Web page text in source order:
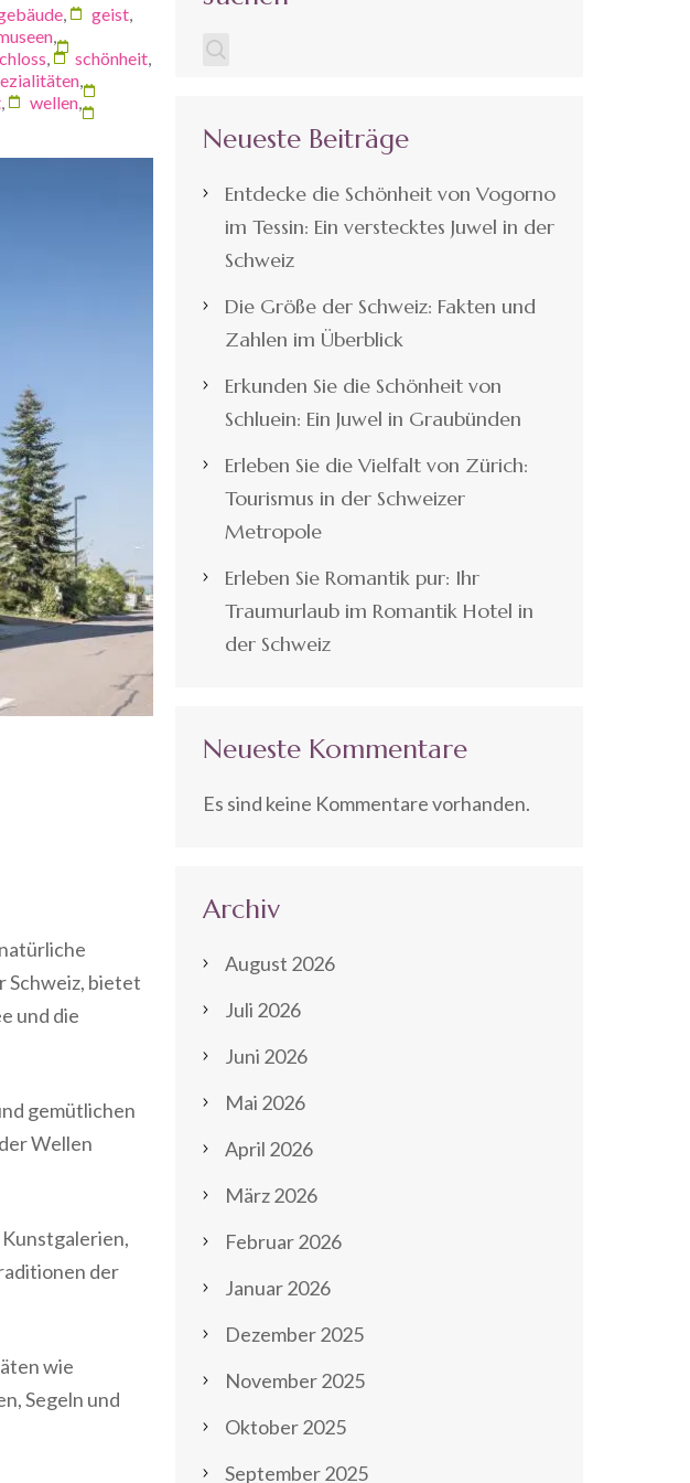
geist
schönheit
wellen
Schweiz, bietet
und die
gemütlichen
Wellen
der
wie
Segeln und
Neueste Beiträge
Entdecke die Schönheit von Vogorno
im Tessin: Ein verstecktes Juwel in der
Schweiz
Die Größe der Schweiz: Fakten und
Zahlen im Überblick
Erkunden Sie die Schönheit von
Schluein: Ein Juwel in Graubünden
Erleben Sie die Vielfalt von Zürich:
Tourismus in der Schweizer
Metropole
Erleben Sie Romantik pur: Ihr
Traumurlaub im Romantik Hotel in
der Schweiz
Neueste Kommentare
Es sind keine Kommentare vorhanden.
Archiv
August 2026
Juli 2026
Juni 2026
Mai 2026
April 2026
März 2026
Februar 2026
Januar 2026
Dezember 2025
November 2025
Oktober 2025
September 2025